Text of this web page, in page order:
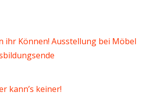
ihr Können! Ausstellung bei Möbel
kann’s keiner!